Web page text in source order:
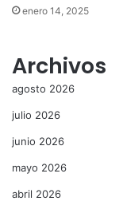
enero 14, 2025
Archivos
agosto 2026
julio 2026
junio 2026
mayo 2026
abril 2026